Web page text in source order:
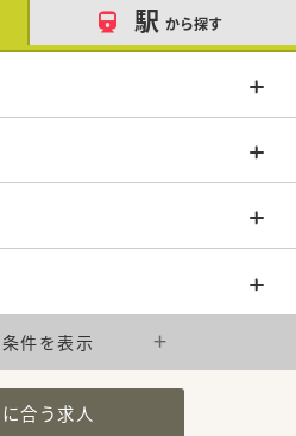
駅 から探す
件を表示
合う求人